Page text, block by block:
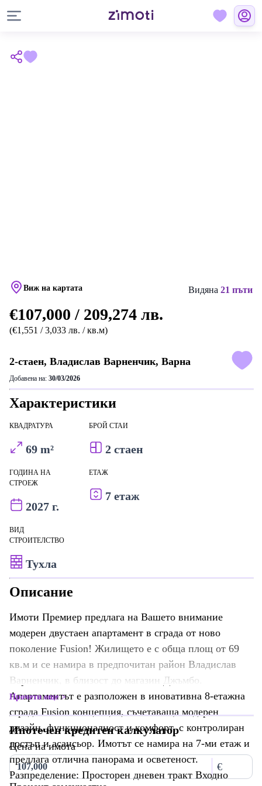
Виж на картата Видяна 21 пъти
€107,000 / 209,274 лв.
(€1,551 / 3,033 лв. / кв.м)
2-стаен, Владислав Варненчик, Варна
Добавена на: 30/03/2026
Характеристики
КВАДРАТУРА
69 m²
БРОЙ СТАИ
2 стаен
ГОДИНА НА
СТРОЕЖ
2027 г.
ЕТАЖ
7 етаж
ВИД
СТРОИТЕЛСТВО
Тухла
Описание
Имоти Премиер предлага на Вашето внимание
модерен двустаен апартамент в сграда от ново
поколение Fusion! Жилището е с обща площ от 69
кв.м и се намира в предпочитан район Владислав
Варненчик, в близост до магазин Джъмбо.
Апартаментът е разположен в иновативна 8-етажна
сграда Fusion концепция, съчетаваща модерен
дизайн, функционалност и комфорт, с контролиран
достъп и асансьор. Имотът се намира на 7-ми етаж и
предлага отлична панорама и осветеност.
Разпределение: Просторен дневен тракт Входно
Прочети още
Ипотечен кредитен калкулатор
Цена на имота
€